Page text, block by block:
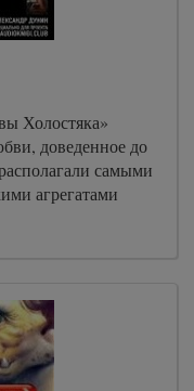
Холостяка»
доведенное до
самыми
агрегатами